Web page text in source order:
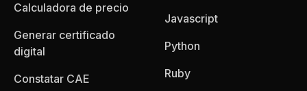
Calculadora de precio
Generar certificado
digital
Constatar CAE
Javascript
Python
Ruby